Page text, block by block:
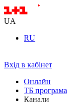
UA
RU
Вхід в кабінет
Онлайн
ТБ програма
Канали